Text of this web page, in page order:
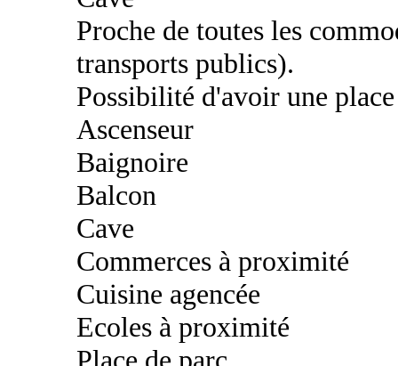
Proche de toutes les
transports publics).
Possibilité d'avoir une
Ascenseur
Baignoire
Balcon
Cave
Commerces à proximité
Cuisine agencée
Ecoles à proximité